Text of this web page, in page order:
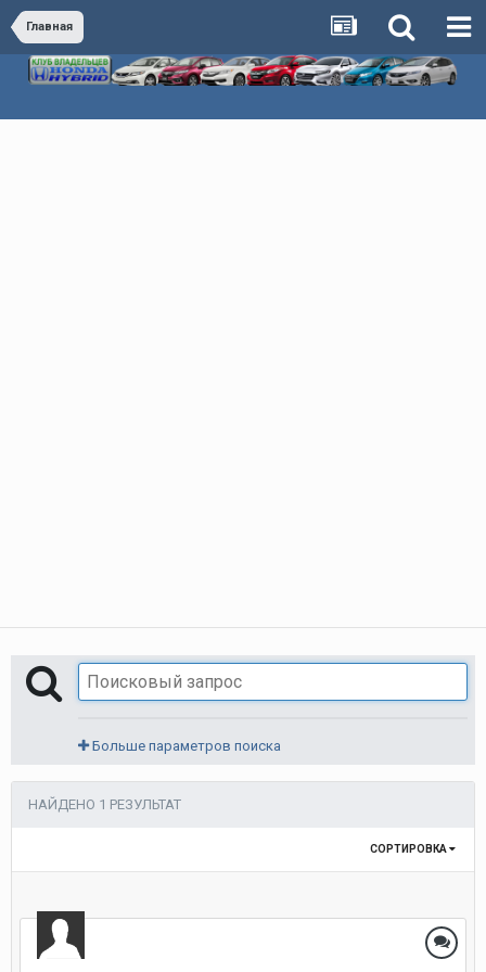
Главная
Больше параметров поиска
НАЙДЕНО 1 РЕЗУЛЬТАТ
СОРТИРОВКА